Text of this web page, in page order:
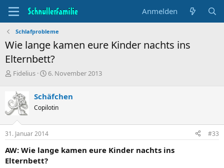
Anmelden
Schlafprobleme
Wie lange kamen eure Kinder nachts ins
Elternbett?
T
e
m
e
s
t
r
t
Fidelius
B
i
n
d
a
u
m
6. November 2013
Schäfchen
Copilotin
31. Januar 2014 #33
AW: Wie lange kamen eure Kinder nachts ins
Elternbett?